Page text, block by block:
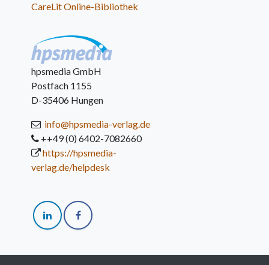
CareLit Online-Bibliothek
hpsmedia GmbH
Postfach 1155
D-35406 Hungen
info@hpsmedia-verlag.de
++49 (0) 6402-7082660
https://hpsmedia-
verlag.de/helpdesk